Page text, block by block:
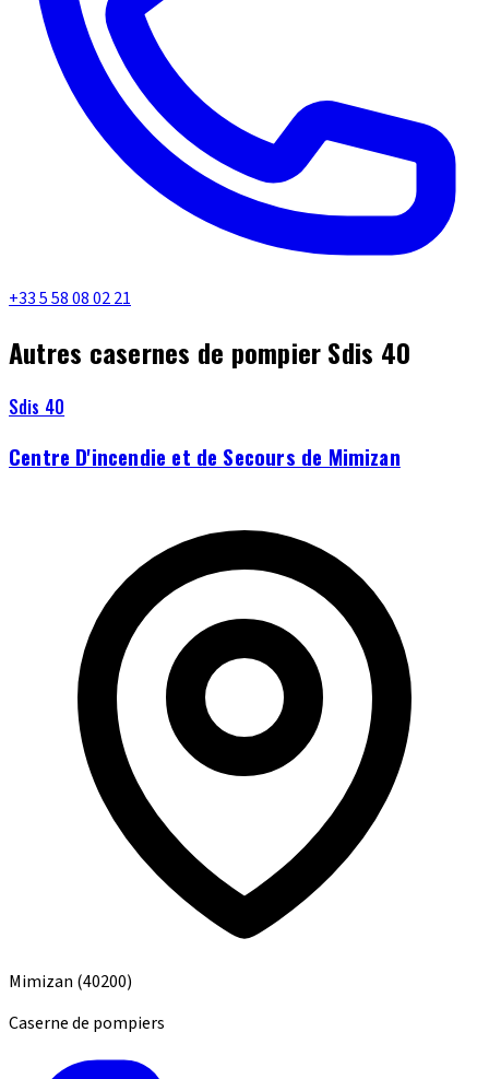
+33 5 58 08 02 21
Autres casernes de pompier Sdis 40
Sdis 40
Centre D'incendie et de Secours de Mimizan
Mimizan (40200)
Caserne de pompiers